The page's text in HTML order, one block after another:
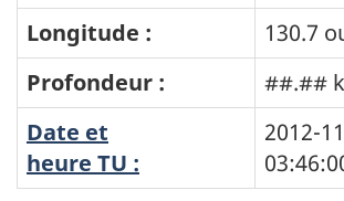
Longitude :
130.7
Profondeur :
##.##
Date et
heure TU :
2012-